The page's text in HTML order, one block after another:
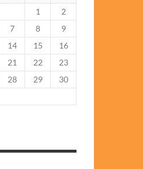
1
2
7 8
9
14 15
16
21 22
23
28 29
30